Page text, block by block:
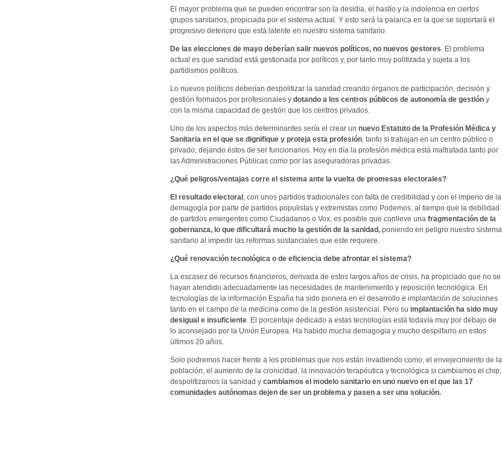
El mayor problema que se pueden encontrar son la desidia, el hastío y la indolencia en ciertos
grupos sanitarios, propiciada por el sistema actual. Y esto será la palanca en la que se soportará el
progresivo deterioro que está latente en nuestro sistema sanitario.
De las elecciones de mayo deberían salir nuevos políticos, no nuevos gestores . El problema
actual es que sanidad está gestionada por políticos y, por tanto muy politizada y sujeta a los
partidismos políticos.
Lo nuevos políticos deberían despolitizar la sanidad creando órganos de participación, decisión y
gestión formados por profesionales y dotando a los centros públicos de autonomía de gestión y
con la misma capacidad de gestión que los centros privados.
Uno de los aspectos más determinantes sería el crear un nuevo Estatuto de la Profesión Médica y
Sanitaria en el que se dignifique y proteja esta profesión , tanto si trabajan en un centro público o
privado, dejando éstos de ser funcionarios. Hoy en día la profesión médica está maltratada tanto por
las Administraciones Públicas como por las aseguradoras privadas.
¿Qué peligros/ventajas corre el sistema ante la vuelta de promesas electorales?
El resultado electoral , con unos partidos tradicionales con falta de credibilidad y con el imperio de la
demagogia por parte de partidos populistas y extremistas como Podemos, al tiempo que la debilidad
de partidos emergentes como Ciudadanos o Vox, es posible que conlleve una fragmentación de la
gobernanza, lo que dificultará mucho la gestión de la sanidad, poniendo en peligro nuestro sistema
sanitario al impedir las reformas sustanciales que este requiere.
¿Qué renovación tecnológica o de eficiencia debe afrontar el sistema?
La escasez de recursos financieros, derivada de estos largos años de crisis, ha propiciado que no se
hayan atendido adecuadamente las necesidades de mantenimiento y reposición tecnológica. En
tecnologías de la información España ha sido pionera en el desarrollo e implantación de soluciones
tanto en el campo de la medicina como de la gestión asistencial. Pero su implantación ha sido muy
desigual e insuficiente . El porcentaje dedicado a estas tecnologías está todavía muy por debajo de
lo aconsejado por la Unión Europea. Ha habido mucha demagogia y mucho despilfarro en estos
últimos 20 años.
Solo podremos hacer frente a los problemas que nos están invadiendo como, el envejecimiento de la
población, el aumento de la cronicidad, la innovación terapéutica y tecnológica si cambiamos el chip,
despolitizamos la sanidad y cambiamos el modelo sanitario en uno nuevo en el que las 17
comunidades autónomas dejen de ser un problema y pasen a ser una solución.